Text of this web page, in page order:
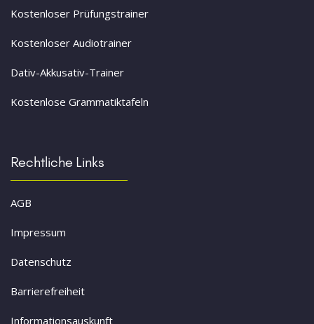
Kostenloser Prüfungstrainer
Kostenloser Audiotrainer
Dativ-Akkusativ-Trainer
Kostenlose Grammatiktafeln
Rechtliche Links
AGB
Impressum
Datenschutz
Barrierefreiheit
Informationsauskunft